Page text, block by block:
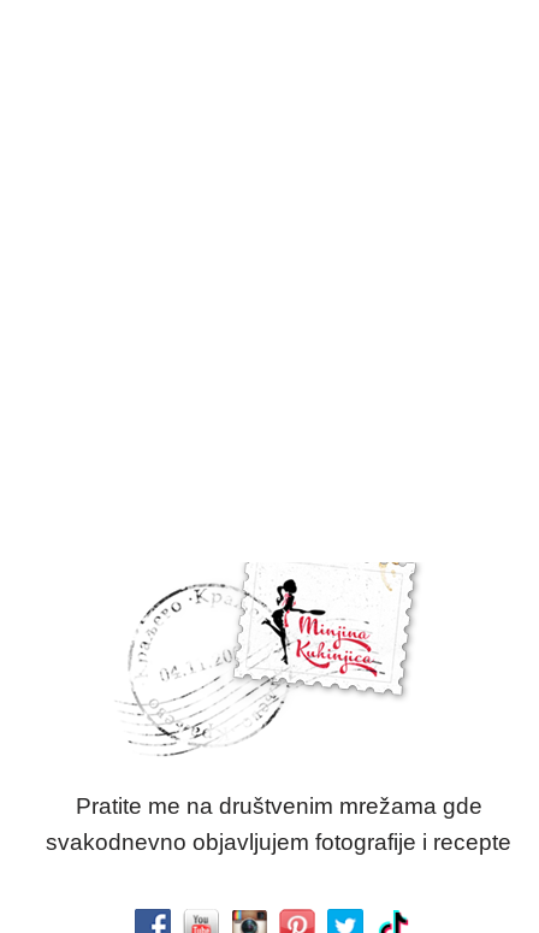
Pratite me na društvenim mrežama gde
svakodnevno objavljujem fotografije i recepte